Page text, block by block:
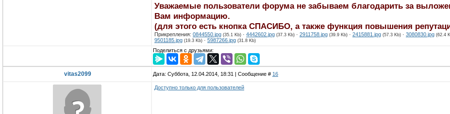
Уважаемые пользователи форума не забываем благодарить за
Вам информацию.
(для этого есть кнопка СПАСИБО, а также функция повышения
Прикрепления: 0844550.jpg (35.1 Kb) · 4442602.jpg (37.3 Kb) · 2911758.jpg (39.9 Kb) · 2415881.jpg (57.3 Kb) · 3080830.jpg (62.4
9501185.jpg (19.3 Kb) · 5987266.jpg (31.8 Kb)
Поделиться с друзьями:
vitas2099 Дата: Суббота, 12.04.2014, 18:31 | Сообщение # 16
Доступно только для пользователей